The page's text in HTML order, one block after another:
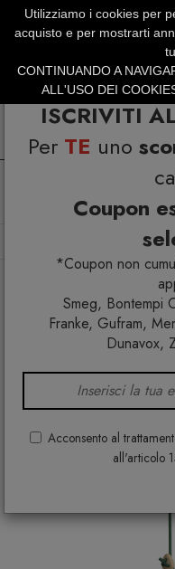
ISCRIVITI
Per TE uno
Coupon
*Coupon non
Smeg, Bontempi
Franke, Gufram,
Dunavox,
Acconsento al
all'articolo
SERVIZIO
SUMMER
Arredo interno
Utilizziamo i cookies per
acquisto e per mostrarti
CONTINUANDO A
ALL'USO DEI